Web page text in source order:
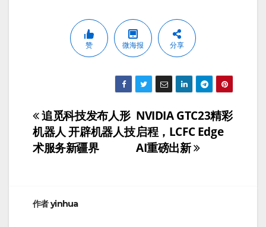
赞 微海报 分享
文
章
航
NVIDIA GTC23精彩
启程，LCFC Edge
AI重磅出新
追觅科技发布人形
机器人 开辟机器人技
术服务新疆界
作者yinhua